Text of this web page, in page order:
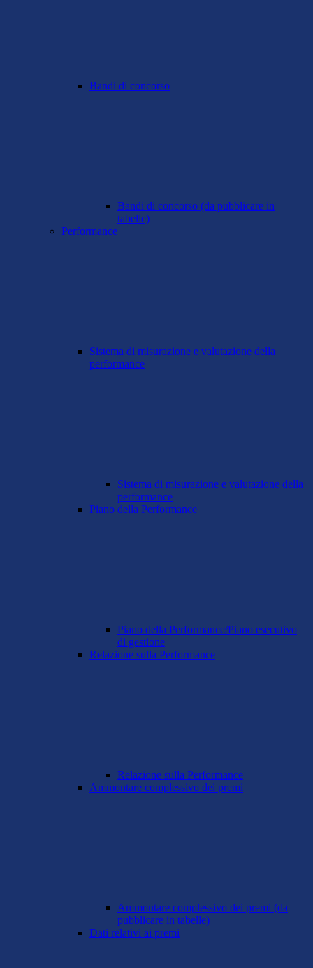
Bandi di concorso
Bandi di concorso (da pubblicare in
tabelle)
Performance
Sistema di misurazione e valutazione della
performance
Sistema di misurazione e valutazione della
performance
Piano della Performance
Piano della Performance/Piano esecutivo
di gestione
Relazione sulla Performance
Relazione sulla Performance
Ammontare complessivo dei premi
Ammontare complessivo dei premi (da
pubblicare in tabelle)
Dati relativi ai premi